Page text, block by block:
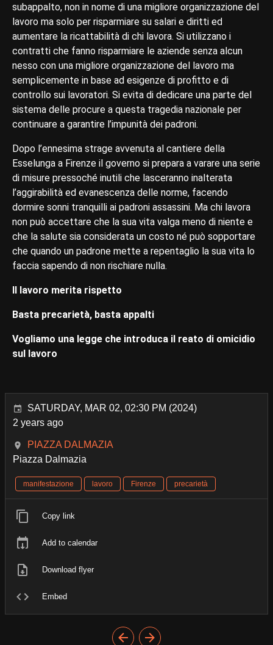
subappalto, non in nome di una migliore organizzazione del
lavoro ma solo per risparmiare su salari e diritti ed
aumentare la ricattabilità di chi lavora. Si utilizzano i
contratti che fanno risparmiare le aziende senza alcun
nesso con una migliore organizzazione del lavoro ma
semplicemente in base ad esigenze di profitto e di
controllo sui lavoratori. Si evita di dedicare una parte del
sistema delle procure a questa tragedia nazionale per
continuare a garantire l’impunità dei padroni.
Dopo l’ennesima strage avvenuta al cantiere della
Esselunga a Firenze il governo si prepara a varare una serie
di misure pressoché inutili che lasceranno inalterata
l’aggirabilità ed evanescenza delle norme, facendo
dormire sonni tranquilli ai padroni assassini. Ma chi lavora
non può accettare che la sua vita valga meno di niente e
che la salute sia considerata un costo né può sopportare
che quando un padrone mette a repentaglio la sua vita lo
faccia sapendo di non rischiare nulla.
Il lavoro merita rispetto
Basta precarietà, basta appalti
Vogliamo una legge che introduca il reato di omicidio
sul lavoro
SATURDAY, MAR 02, 02:30 PM (2024)
2 years ago
PIAZZA DALMAZIA
Piazza Dalmazia
manifestazione lavoro Firenze precarietà
Copy link
Add to calendar
Download flyer
Embed